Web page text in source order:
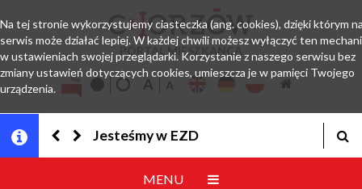
PORTAL MIESZKAŃCA
Jesteśmy w EZD
MENU
Na tej stronie wykorzystujemy ciasteczka (ang. cookies), dzięki którym
serwis może działać lepiej. W każdej chwili możesz wyłączyć ten
w ustawieniach swojej przeglądarki. Korzystanie z naszego serwisu bez
zmiany ustawień dotyczących cookies, umieszcza je w pamięci Twojego
urządzenia.